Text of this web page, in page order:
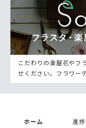
こだわりの楽屋花やフ
せください。フラワー
ホーム 進